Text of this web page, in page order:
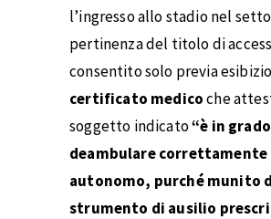
l’ingresso allo stadio nel
pertinenza del titolo di
consentito solo previa
certificato medicoche
soggetto indicato“è in
deambulare correttamente
autonomo, purché munito
strumento di ausilio